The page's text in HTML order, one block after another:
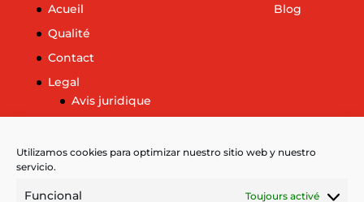
Utilizamos cookies para optimizar nuestro sitio web y nuestro
servicio.
Funcional Toujours activé
Acueil
Qualité
Contact
Legal
Avis juridique
Plus d’informations sur les cookies
Blog